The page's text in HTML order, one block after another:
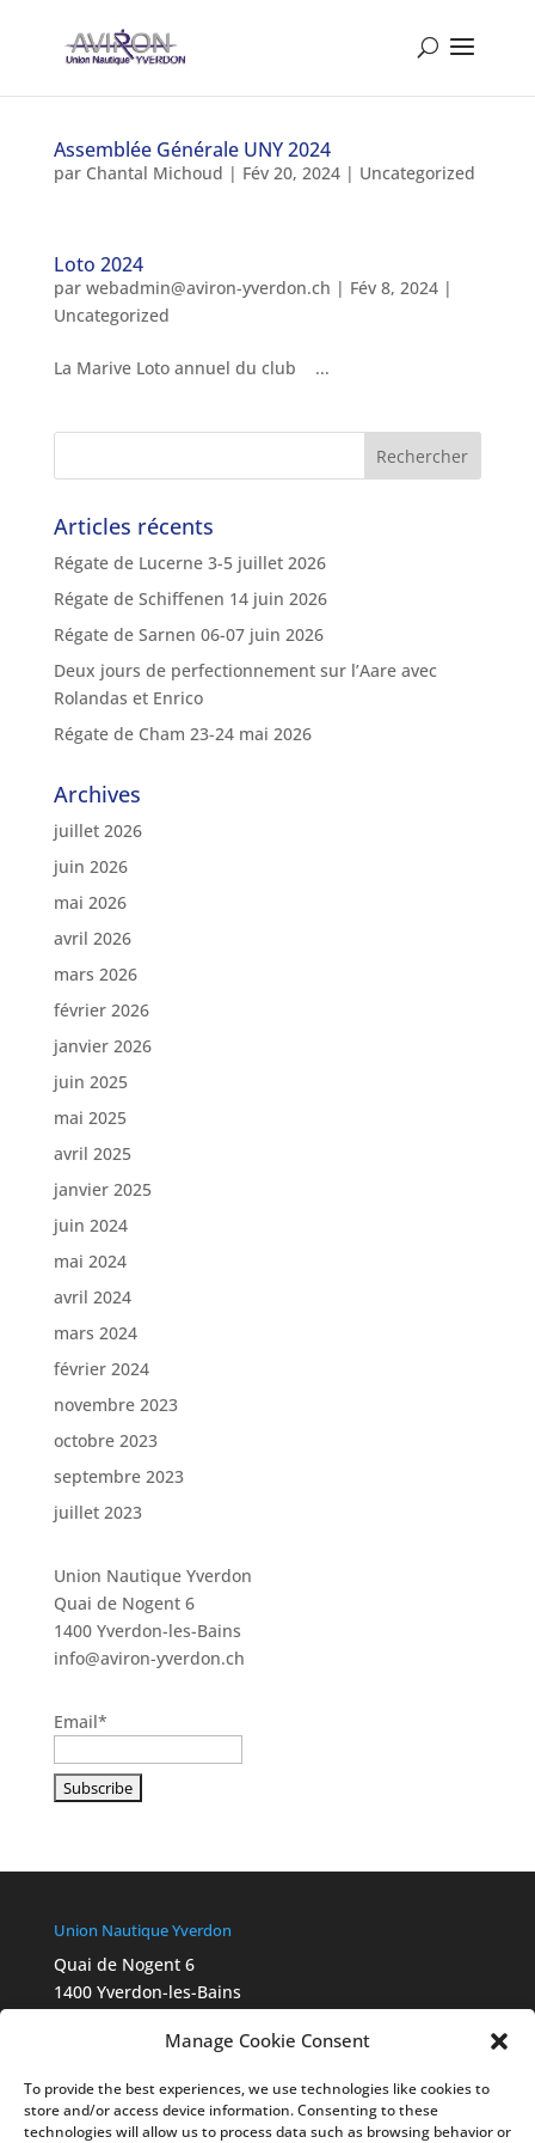
Manage Cookie Consent
To provide the best experiences, we use technologies like cookies to
store and/or access device information. Consenting to these
technologies will allow us to process data such as browsing behavior or
Assemblée Générale UNY 2024
par Chantal Michoud | Fév 20, 2024| Uncategorized
Loto 2024
par webadmin@aviron-yverdon.ch | Fév 8, 2024|
Uncategorized
La Marive Loto annuel du club ...
Articles récents
Régate de Lucerne 3-5 juillet 2026
Régate de Schiffenen 14 juin 2026
Régate de Sarnen 06-07 juin 2026
Deux jours de perfectionnement sur l’Aare avec
Rolandas et Enrico
Régate de Cham 23-24 mai 2026
Archives
juillet 2026
juin 2026
mai 2026
avril 2026
mars 2026
février 2026
janvier 2026
juin 2025
mai 2025
avril 2025
janvier 2025
juin 2024
mai 2024
avril 2024
mars 2024
février 2024
novembre 2023
octobre 2023
septembre 2023
juillet 2023
Union Nautique Yverdon
Quai de Nogent 6
1400 Yverdon-les-Bains
info@aviron-yverdon.ch
Email*
Union Nautique Yverdon
Quai de Nogent 6
1400 Yverdon-les-Bains
Chartes Swiss Olympic
Ethik-Statut 2022_final_Webversion_FR
Legal